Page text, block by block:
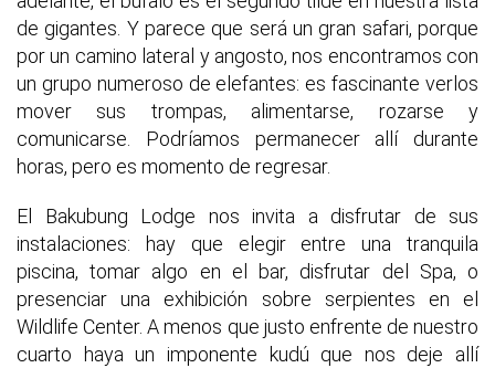
de gigantes. Y parece que será un gran safari, porque
por un camino lateral y angosto, nos encontramos con
un grupo numeroso de elefantes: es fascinante verlos
mover sus trompas, alimentarse, rozarse y
comunicarse. Podríamos permanecer allí durante
horas, pero es momento de regresar.
El Bakubung Lodge nos invita a disfrutar de sus
instalaciones: hay que elegir entre una tranquila
piscina, tomar algo en el bar, disfrutar del Spa, o
presenciar una exhibición sobre serpientes en el
Wildlife Center. A menos que justo enfrente de nuestro
cuarto haya un imponente kudú que nos deje allí